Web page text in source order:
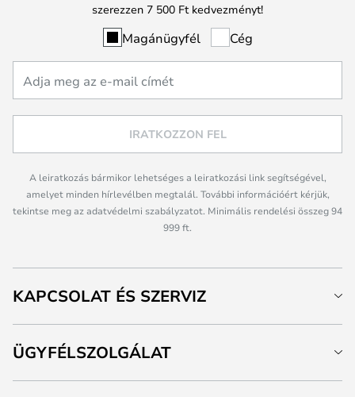
szerezzen 7 500 Ft kedvezményt!
Magánügyfél Cég
IRATKOZZON FEL
A leiratkozás bármikor lehetséges a leiratkozási link segítségével,
amelyet minden hírlevélben megtalál. További információért kérjük,
tekintse meg az adatvédelmi szabályzatot. Minimális rendelési összeg 94
999 ft.
KAPCSOLAT ÉS SZERVIZ
ÜGYFÉLSZOLGÁLAT